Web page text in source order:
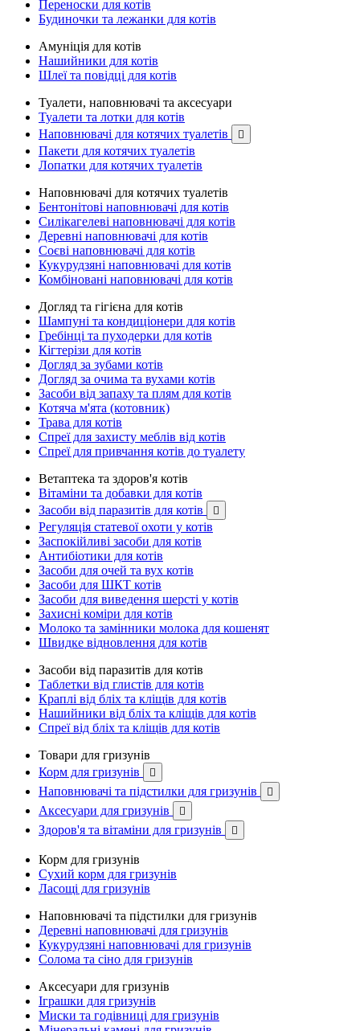
Переноски для котів
Будиночки та лежанки для котів
Амуніція для котів
Нашийники для котів
Шлеї та повідці для котів
Туалети, наповнювачі та аксесуари
Туалети та лотки для котів
Наповнювачі для котячих туалетів

Пакети для котячих туалетів
Лопатки для котячих туалетів
Наповнювачі для котячих туалетів
Бентонітові наповнювачі для котів
Силікагелеві наповнювачі для котів
Деревні наповнювачі для котів
Соєві наповнювачі для котів
Кукурудзяні наповнювачі для котів
Комбіновані наповнювачі для котів
Догляд та гігієна для котів
Шампуні та кондиціонери для котів
Гребінці та пуходерки для котів
Кігтерізи для котів
Догляд за зубами котів
Догляд за очима та вухами котів
Засоби від запаху та плям для котів
Котяча м'ята (котовник)
Трава для котів
Спреї для захисту меблів від котів
Спреї для привчання котів до туалету
Ветаптека та здоров'я котів
Вітаміни та добавки для котів
Засоби від паразитів для котів

Регуляція статевої охоти у котів
Заспокійливі засоби для котів
Антибіотики для котів
Засоби для очей та вух котів
Засоби для ШКТ котів
Засоби для виведення шерсті у котів
Захисні коміри для котів
Молоко та замінники молока для кошенят
Швидке відновлення для котів
Засоби від паразитів для котів
Таблетки від глистів для котів
Краплі від бліх та кліщів для котів
Нашийники від бліх та кліщів для котів
Спреї від бліх та кліщів для котів
Товари для гризунів
Корм для гризунів

Наповнювачі та підстилки для гризунів 
Аксесуари для гризунів 
Здоров'я та вітаміни для гризунів 
Корм для гризунів
Сухий корм для гризунів
Ласощі для гризунів
Наповнювачі та підстилки для гризунів
Деревні наповнювачі для гризунів
Кукурудзяні наповнювачі для гризунів
Солома та сіно для гризунів
Аксесуари для гризунів
Іграшки для гризунів
Миски та годівниці для гризунів